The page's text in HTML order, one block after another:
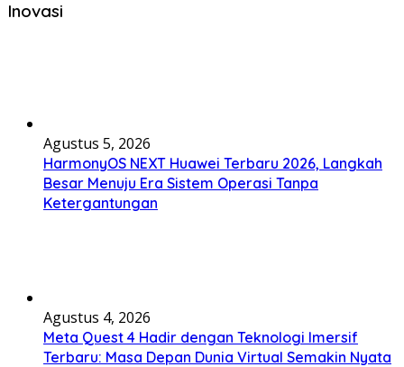
Inovasi
Agustus 5, 2026
HarmonyOS NEXT Huawei Terbaru 2026, Langkah
Besar Menuju Era Sistem Operasi Tanpa
Ketergantungan
Agustus 4, 2026
Meta Quest 4 Hadir dengan Teknologi Imersif
Terbaru: Masa Depan Dunia Virtual Semakin Nyata